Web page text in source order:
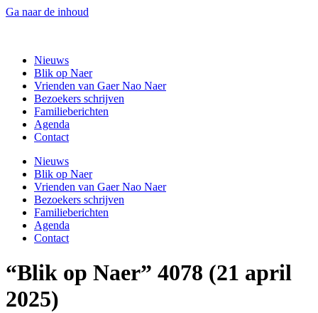
Ga naar de inhoud
Nieuws
Blik op Naer
Vrienden van Gaer Nao Naer
Bezoekers schrijven
Familieberichten
Agenda
Contact
Nieuws
Blik op Naer
Vrienden van Gaer Nao Naer
Bezoekers schrijven
Familieberichten
Agenda
Contact
“Blik op Naer” 4078 (21 april
2025)